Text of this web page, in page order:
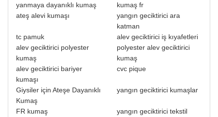
yanmaya dayanıklı kumaş
kumaş fr
ateş alevi kumaşı
yangın geciktirici ara
katman
tc pamuk
alev geciktirici iş kıyafetleri
alev geciktirici polyester
kumaş
polyester alev geciktirici
kumaş
alev geciktirici bariyer
kumaşı
cvc pique
Giysiler için Ateşe Dayanıklı
Kumaş
yangın geciktirici kumaşlar
FR kumaş
yangın geciktirici tekstil